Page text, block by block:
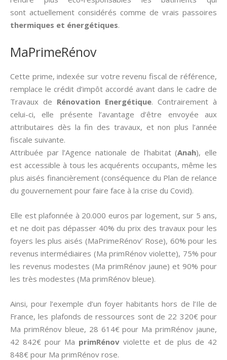
sont actuellement considérés comme de vrais passoires
thermiques et énergétiques.
MaPrimeRénov
Cette prime, indexée sur votre revenu fiscal de référence,
remplace le crédit d’impôt accordé avant dans le cadre de
Travaux de Rénovation Energétique. Contrairement à
celui-ci, elle présente l’avantage d’être envoyée aux
attributaires dès la fin des travaux, et non plus l’année
fiscale suivante.
Attribuée par l’Agence nationale de l’habitat (Anah), elle
est accessible à tous les acquérents occupants, même les
plus aisés financièrement (conséquence du Plan de relance
du gouvernement pour faire face à la crise du Covid).
Elle est plafonnée à 20.000 euros par logement, sur 5 ans,
et ne doit pas dépasser 40% du prix des travaux pour les
foyers les plus aisés (MaPrimeRénov’ Rose), 60% pour les
revenus intermédiaires (Ma primRénov violette), 75% pour
les revenus modestes (Ma primRénov jaune) et 90% pour
les très modestes (Ma primRénov bleue).
Ainsi, pour l’exemple d’un foyer habitants hors de l’Ile de
France, les plafonds de ressources sont de 22 320€ pour
Ma primRénov bleue, 28 614€ pour Ma primRénov jaune,
42 842€ pour Ma primRénov violette et de plus de 42
848€ pour Ma primRénov rose.